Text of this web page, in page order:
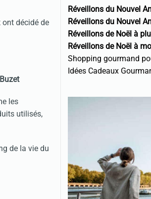
décidé de
les
utilisés,
de la vie du
Réveillons du Nouvel
Réveillons du Nouvel
Réveillons de Noël à
Réveillons de Noël à
Shopping gourmand
Idées Cadeaux